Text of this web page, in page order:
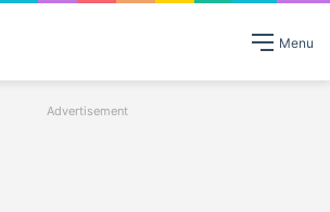
Menu
Advertisement